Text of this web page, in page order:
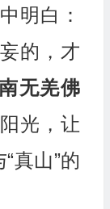
明白：
的，才
无羌佛
光，让
真山”的